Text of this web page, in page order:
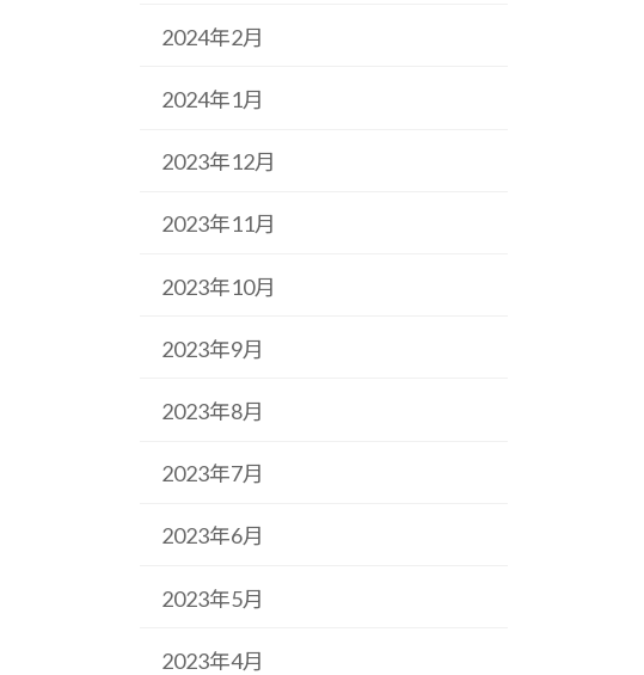
2024年2月
2024年1月
2023年12月
2023年11月
2023年10月
2023年9月
2023年8月
2023年7月
2023年6月
2023年5月
2023年4月